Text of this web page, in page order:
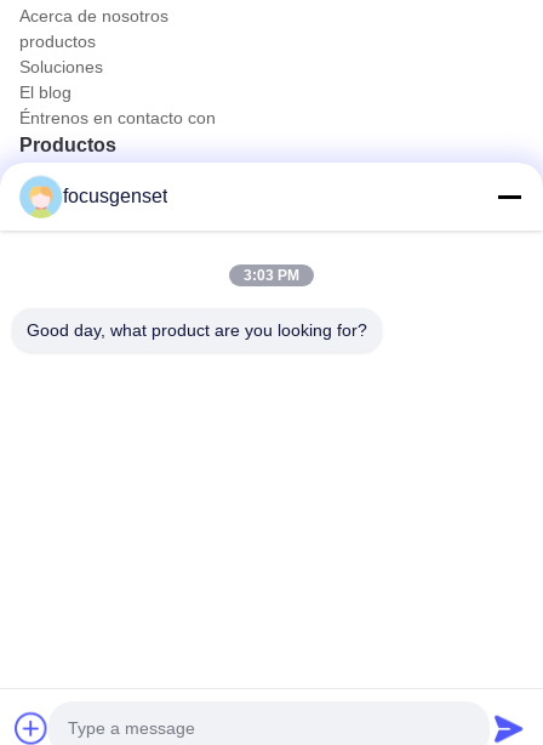
Acerca de nosotros
productos
Soluciones
El blog
Éntrenos en contacto con
Productos
Conjunto de generador diesel de Cummins
Conjunto de generadores diesel de Perkins
Grupo electrógeno de primera potencia
Genset para el diesel industrial
Contacto rápido
Proveedor. © de Copyright 2025-2026 FOCUS POWER JIANGSU CO.,LTD. .
Todos los derechos reservados.
focusgenset
3:03 PM
Good day, what product are you looking for?